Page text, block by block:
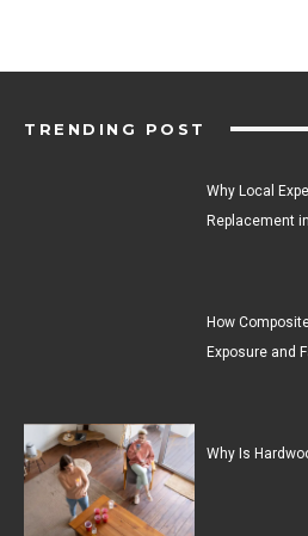
TRENDING POST
Why Local
Replacement
How
Exposure and
Why Is